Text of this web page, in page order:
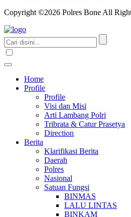
Copyright ©2026 Polres Bone All
Home
Profile
Profile
Visi dan Misi
Arti Lambang Polri
Tribrata & Catur Prasetya
Direction
Berita
Klarifikasi Berita
Daerah
Polres
Nasional
Satuan Fungsi
BINMAS
LALU LINTAS
BINKAM